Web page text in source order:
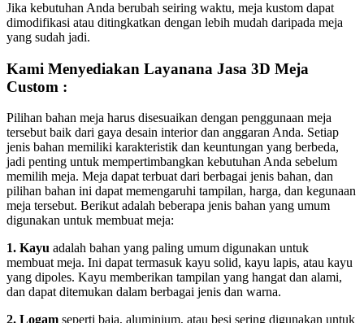
Jika kebutuhan Anda berubah seiring waktu, meja kustom dapat
dimodifikasi atau ditingkatkan dengan lebih mudah daripada meja
yang sudah jadi.
Kami Menyediakan Layanana Jasa 3D Meja
Custom :
Pilihan bahan meja harus disesuaikan dengan penggunaan meja
tersebut baik dari gaya desain interior dan anggaran Anda. Setiap
jenis bahan memiliki karakteristik dan keuntungan yang berbeda,
jadi penting untuk mempertimbangkan kebutuhan Anda sebelum
memilih meja. Meja dapat terbuat dari berbagai jenis bahan, dan
pilihan bahan ini dapat memengaruhi tampilan, harga, dan kegunaan
meja tersebut. Berikut adalah beberapa jenis bahan yang umum
digunakan untuk membuat meja:
1. Kayu adalah bahan yang paling umum digunakan untuk
membuat meja. Ini dapat termasuk kayu solid, kayu lapis, atau kayu
yang dipoles. Kayu memberikan tampilan yang hangat dan alami,
dan dapat ditemukan dalam berbagai jenis dan warna.
2. Logam seperti baja, aluminium, atau besi sering digunakan untuk